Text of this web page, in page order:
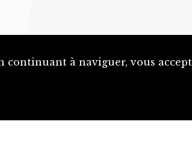
à naviguer, vous